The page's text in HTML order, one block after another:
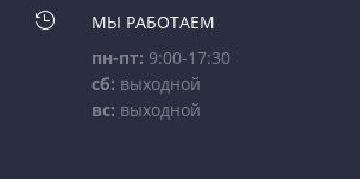

МЫ РАБОТАЕМ
пн-пт: 9:00-17:30
сб: выходной
вс: выходной